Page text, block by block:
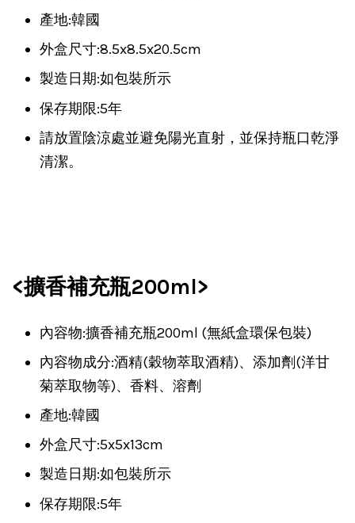
產地:韓國
外盒尺寸:8.5x8.5x20.5cm
製造日期:如包裝所示
保存期限:5年
請放置陰涼處並避免陽光直射，並保持瓶口乾淨
清潔。
<擴香補充瓶200ml>
內容物:擴香補充瓶200ml (無紙盒環保包裝)
內容物成分:酒精(穀物萃取酒精)、添加劑(洋甘
菊萃取物等)、香料、溶劑
產地:韓國
外盒尺寸:5x5x13cm
製造日期:如包裝所示
保存期限:5年